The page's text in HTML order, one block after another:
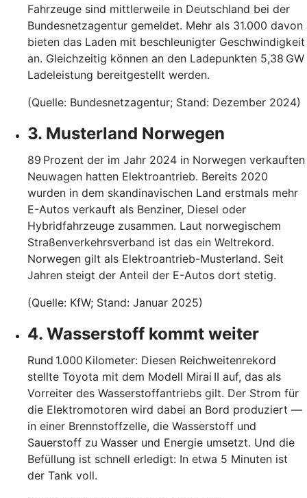
Fahrzeuge sind mittlerweile in Deutschland bei der
Bundesnetzagentur gemeldet. Mehr als 31.000 davon
bieten das Laden mit beschleunigter Geschwindigkeit
an. Gleichzeitig können an den Ladepunkten 5,38 GW
Ladeleistung bereitgestellt werden.
(Quelle: Bundesnetzagentur; Stand: Dezember 2024)
3. Musterland Norwegen
89 Prozent der im Jahr 2024 in Norwegen verkauften
Neuwagen hatten Elektroantrieb. Bereits 2020
wurden in dem skandinavischen Land erstmals mehr
E-Autos verkauft als Benziner, Diesel oder
Hybridfahrzeuge zusammen. Laut norwegischem
Straßenverkehrsverband ist das ein Weltrekord.
Norwegen gilt als Elektroantrieb-Musterland. Seit
Jahren steigt der Anteil der E-Autos dort stetig.
(Quelle: KfW; Stand: Januar 2025)
4. Wasserstoff kommt weiter
Rund 1.000 Kilometer: Diesen Reichweitenrekord
stellte Toyota mit dem Modell Mirai II auf, das als
Vorreiter des Wasserstoffantriebs gilt. Der Strom für
die Elektromotoren wird dabei an Bord produziert —
in einer Brennstoffzelle, die Wasserstoff und
Sauerstoff zu Wasser und Energie umsetzt. Und die
Befüllung ist schnell erledigt: In etwa 5 Minuten ist
der Tank voll.